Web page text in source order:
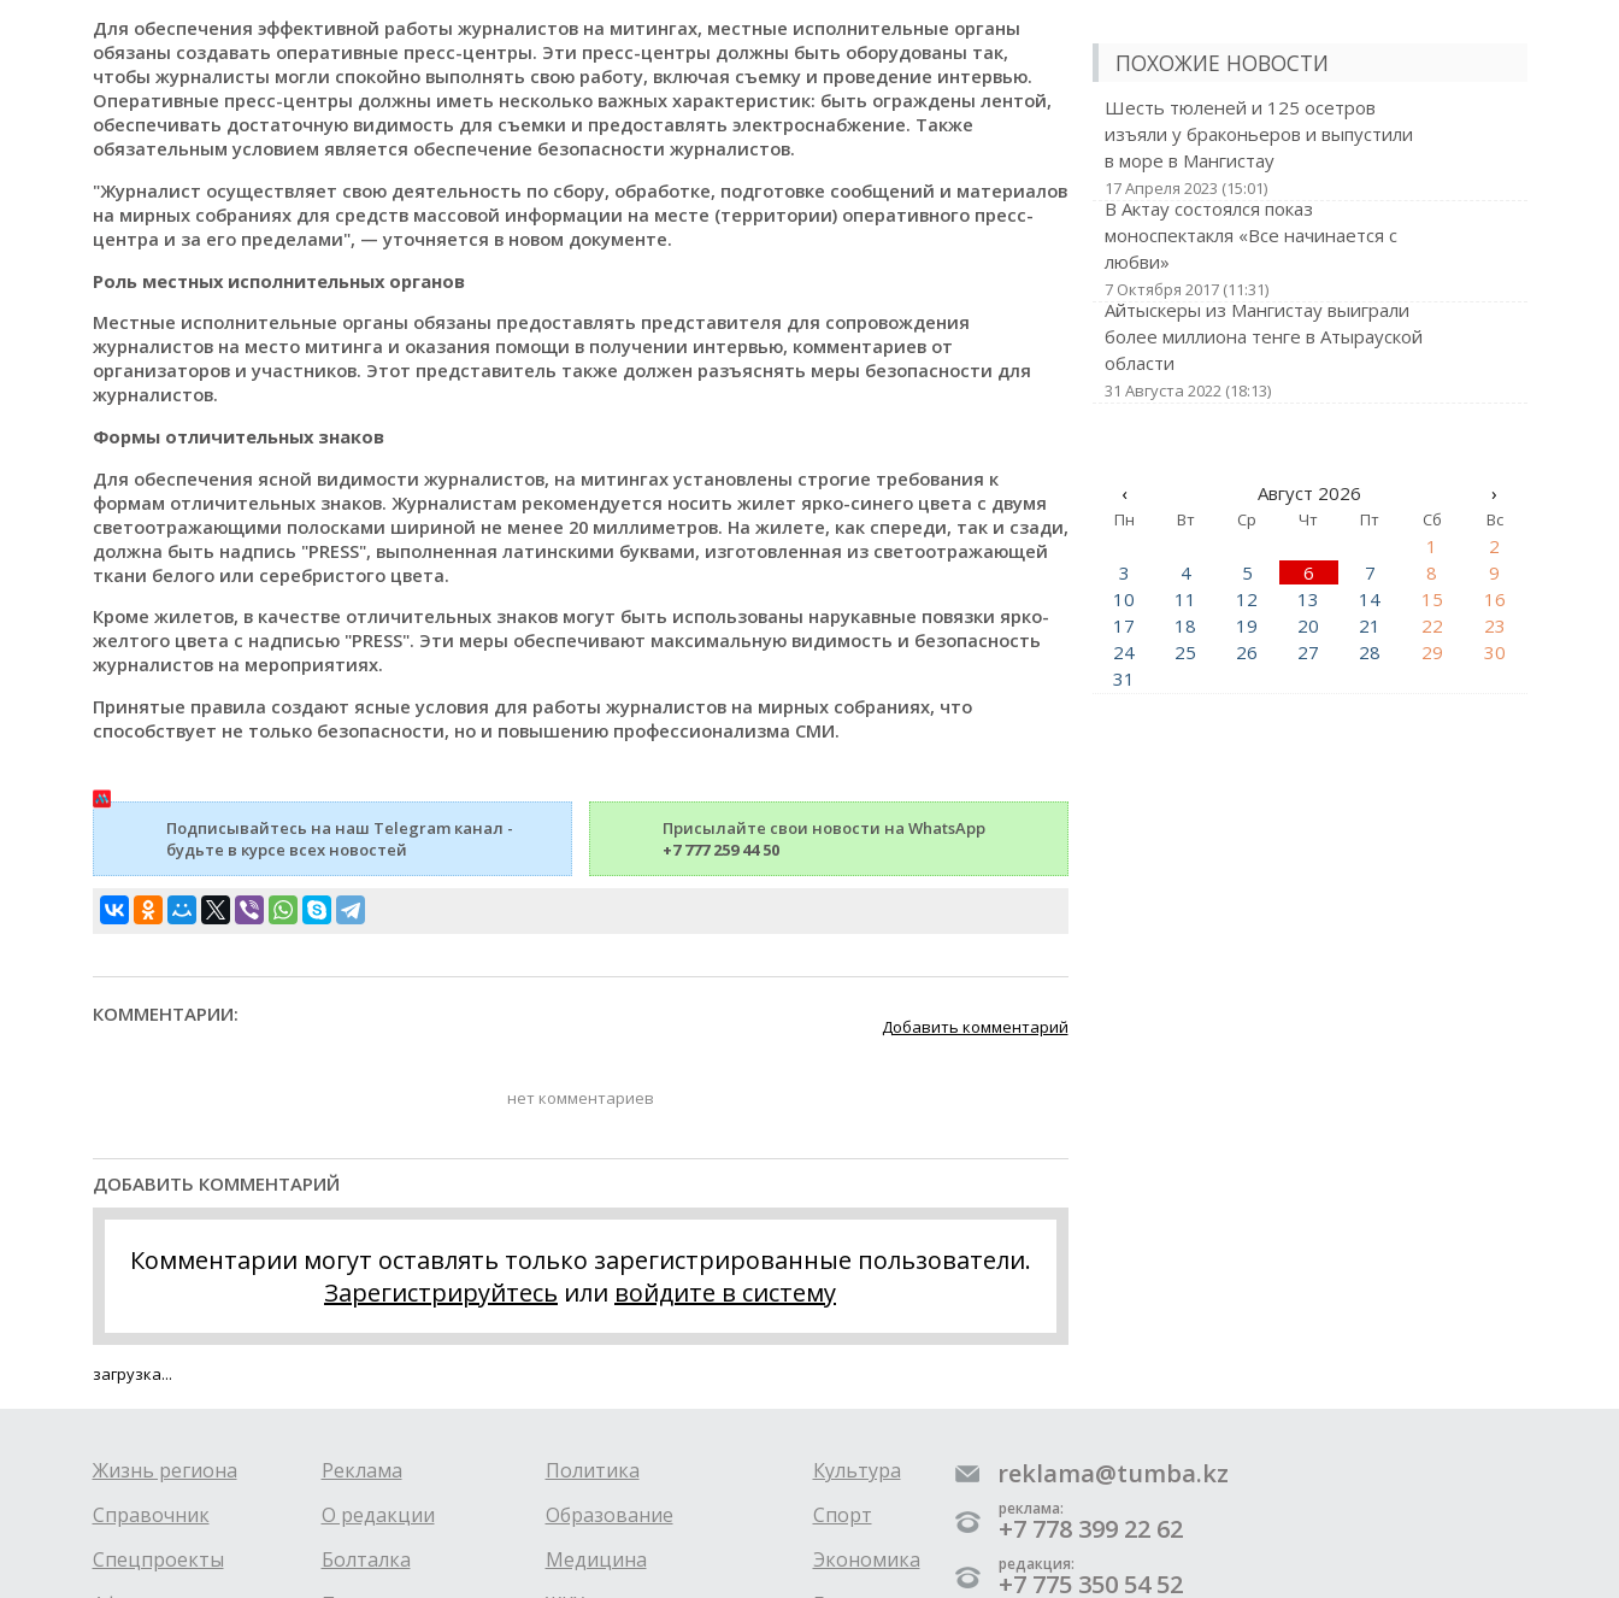
Для обеспечения эффективной работы журналистов на митингах, местные исполнительные органы
обязаны создавать оперативные пресс-центры. Эти пресс-центры должны быть оборудованы так,
чтобы журналисты могли спокойно выполнять свою работу, включая съемку и проведение интервью.
Оперативные пресс-центры должны иметь несколько важных характеристик: быть ограждены лентой,
обеспечивать достаточную видимость для съемки и предоставлять электроснабжение. Также
обязательным условием является обеспечение безопасности журналистов.
"Журналист осуществляет свою деятельность по сбору, обработке, подготовке сообщений и материалов
на мирных собраниях для средств массовой информации на месте (территории) оперативного пресс-
центра и за его пределами", — уточняется в новом документе.
Роль местных исполнительных органов
Местные исполнительные органы обязаны предоставлять представителя для сопровождения
журналистов на место митинга и оказания помощи в получении интервью, комментариев от
организаторов и участников. Этот представитель также должен разъяснять меры безопасности для
журналистов.
Формы отличительных знаков
Для обеспечения ясной видимости журналистов, на митингах установлены строгие требования к
формам отличительных знаков. Журналистам рекомендуется носить жилет ярко-синего цвета с двумя
светоотражающими полосками шириной не менее 20 миллиметров. На жилете, как спереди, так и сзади,
должна быть надпись "PRESS", выполненная латинскими буквами, изготовленная из светоотражающей
ткани белого или серебристого цвета.
Кроме жилетов, в качестве отличительных знаков могут быть использованы нарукавные повязки ярко-
желтого цвета с надписью "PRESS". Эти меры обеспечивают максимальную видимость и безопасность
журналистов на мероприятиях.
Принятые правила создают ясные условия для работы журналистов на мирных собраниях, что
способствует не только безопасности, но и повышению профессионализма СМИ.
Подписывайтесь на наш Telegram канал -
будьте в курсе всех новостей
Присылайте свои новости на WhatsApp
+7 777 259 44 50
КОММЕНТАРИИ:
Добавить комментарий
нет комментариев
ДОБАВИТЬ КОММЕНТАРИЙ
Комментарии могут оставлять только зарегистрированные пользователи.
Зарегистрируйтесь или войдите в систему
загрузка...
ПОХОЖИЕ НОВОСТИ
Шесть тюленей и 125 осетров
изъяли у браконьеров и выпустили
в море в Мангистау
17 Апреля 2023 (15:01)
В Актау состоялся показ
моноспектакля «Все начинается с
любви»
7 Октября 2017 (11:31)
Айтыскеры из Мангистау выиграли
более миллиона тенге в Атырауской
области
31 Августа 2022 (18:13)
‹ Август 2026 ›
Пн Вт Ср Чт Пт Сб Вс
1
2
3
4 5 6 7 8
9
10
11 12 13 14 15
16
17
18 19 20 21 22
23
24
25 26 27 28 29
30
31
Жизнь региона
Справочник
Спецпроекты
Реклама
О редакции
Болталка
Политика
Образование
Медицина
Культура
Спорт
Экономика
reklama@tumba.kz
реклама:
+7 778 399 22 62
редакция:
+7 775 350 54 52